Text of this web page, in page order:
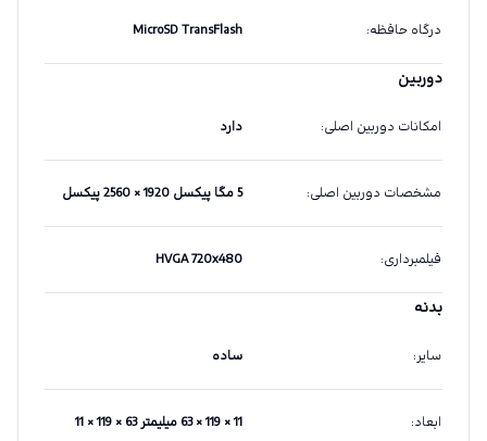
درگاه حافظه:
MicroSD TransFlash
دوربین
امکانات دوربین اصلی: دارد
مشخصات دوربین اصلی: 5 مگا پیکسل 1920 × 2560 پیکسل
فیلمبرداری:
HVGA 720x480
بدنه
سایر: ساده
ابعاد:
11 × 119 × 63 میلیمتر 63 × 119 × 11